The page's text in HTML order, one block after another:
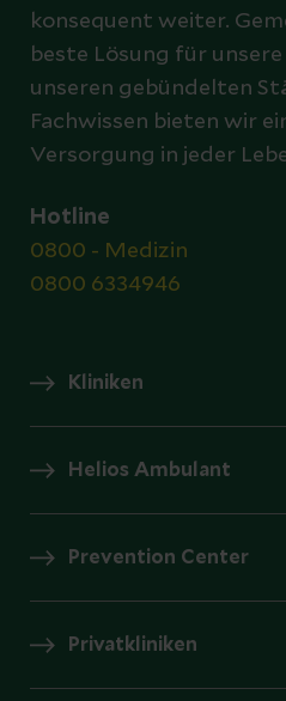
konsequent weiter.
beste Lösung für
unseren gebündelten
Fachwissen bieten wir
Versorgung in jeder
Hotline
0800 - Medizin
0800 6334946
Kliniken
Helios Ambulant
Prevention Center
Privatkliniken